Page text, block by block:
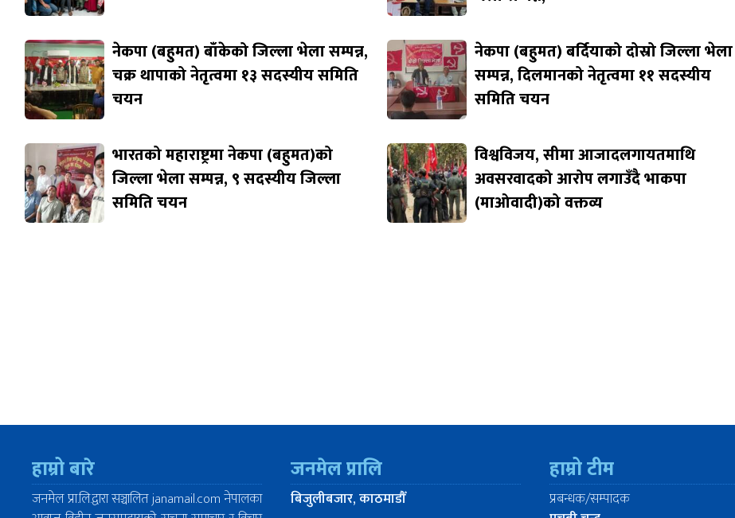
नेकपा (बहुमत) बाँकेको जिल्ला भेला सम्पन्न,
चक्र थापाको नेतृत्वमा १३ सदस्यीय समिति
चयन
नेकपा (बहुमत) बर्दियाको दोस्रो जिल्ला भेला
सम्पन्न, दिलमानको नेतृत्वमा ११ सदस्यीय
समिति चयन
भारतको महाराष्ट्रमा नेकपा (बहुमत)को
जिल्ला भेला सम्पन्न, ९ सदस्यीय जिल्ला
समिति चयन
विश्वविजय, सीमा आजादलगायतमाथि
अवसरवादको आरोप लगाउँदै भाकपा
(माओवादी)को वक्तव्य
हाम्रो बारे
जनमेल प्रा.लि.द्वारा सञ्चालित janamail.com नेपालका
जनमेल प्रालि
बिजुलीबजार, काठमाडौँ
हाम्रो टीम
प्रबन्धक/सम्पादक